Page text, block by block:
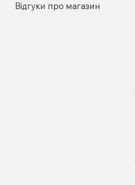
Відгуки про магазин